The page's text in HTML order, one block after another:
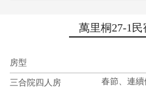
萬里桐27-1
房型
三合院四人房 春節、連續